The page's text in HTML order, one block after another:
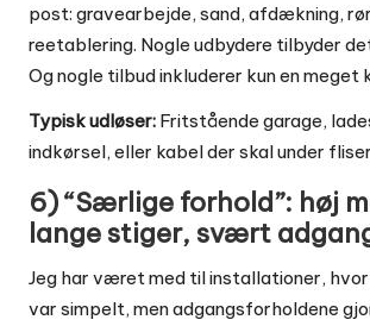
post: gravearbejde, sand, afdækning,
reetablering. Nogle udbydere tilbyder
Og nogle tilbud inkluderer kun en
Typisk udløser: Fritstående garage,
indkørsel, eller kabel der skal under
6) “Særlige forhold”: høj
lange stiger, svært
Jeg har været med til installationer,
var simpelt, men adgangsforholdene